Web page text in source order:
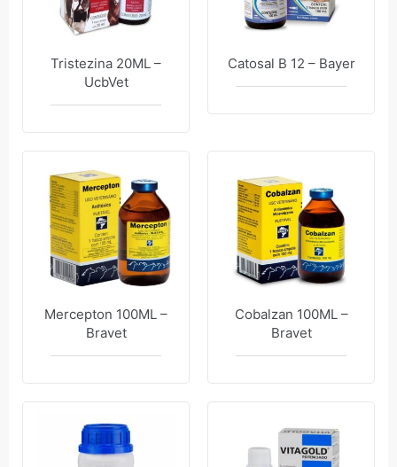
Tristezina 20ML –
UcbVet
Catosal B 12 – Bayer
Mercepton 100ML –
Bravet
Cobalzan 100ML –
Bravet